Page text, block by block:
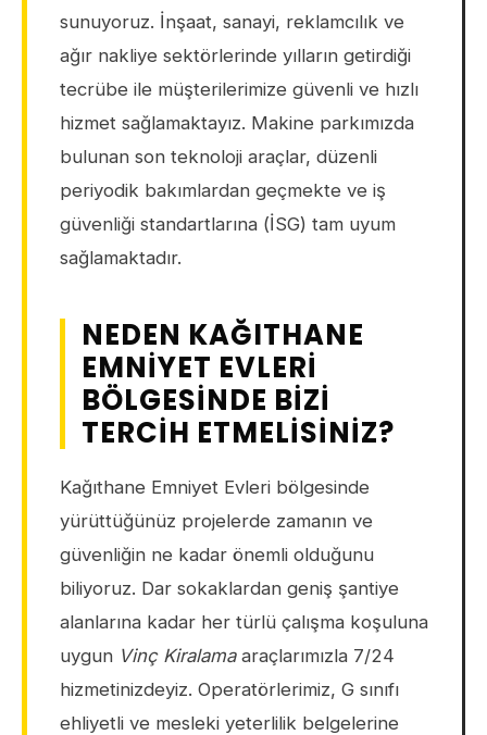
sunuyoruz. İnşaat, sanayi, reklamcılık ve
ağır nakliye sektörlerinde yılların getirdiği
tecrübe ile müşterilerimize güvenli ve hızlı
hizmet sağlamaktayız. Makine parkımızda
bulunan son teknoloji araçlar, düzenli
periyodik bakımlardan geçmekte ve iş
güvenliği standartlarına (İSG) tam uyum
sağlamaktadır.
NEDEN KAĞITHANE
EMNIYET EVLERI
BÖLGESINDE BIZI
TERCIH ETMELISINIZ?
Kağıthane Emniyet Evleri bölgesinde
yürüttüğünüz projelerde zamanın ve
güvenliğin ne kadar önemli olduğunu
biliyoruz. Dar sokaklardan geniş şantiye
alanlarına kadar her türlü çalışma koşuluna
uygun Vinç Kiralamaaraçlarımızla 7/24
hizmetinizdeyiz. Operatörlerimiz, G sınıfı
ehliyetli ve mesleki yeterlilik belgelerine